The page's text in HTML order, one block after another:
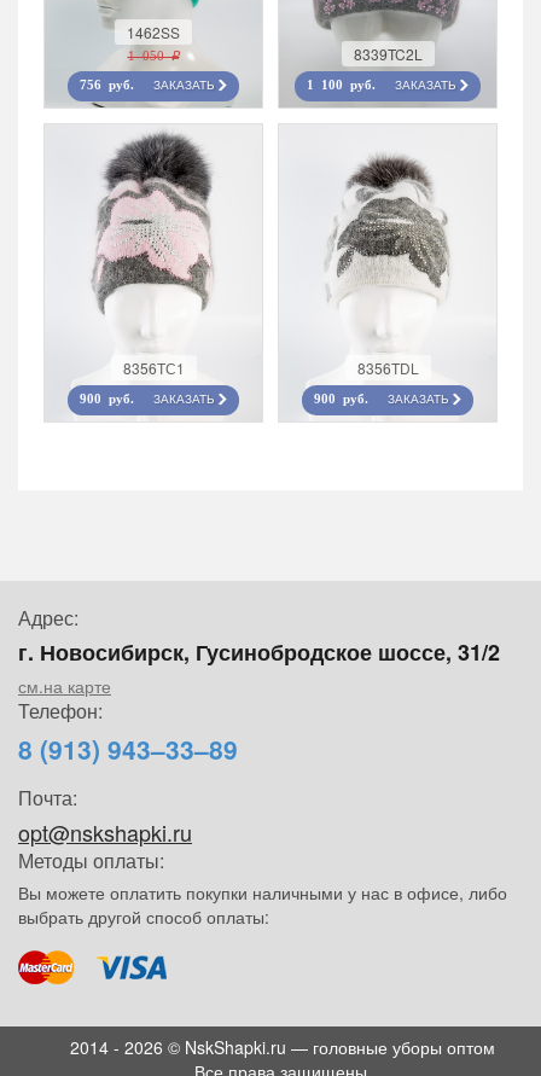
1462SS
1 050 r
756 руб. ЗАКАЗАТЬ
8339TC2L
1 100 руб. ЗАКАЗАТЬ
8356ТС1
900 руб. ЗАКАЗАТЬ
8356TDL
900 руб. ЗАКАЗАТЬ
Адрес:
г. Новосибирск, Гусинобродское шоссе, 31/2
см.на карте
Телефон:
8 (913) 943–33–89
Почта:
opt@nskshapki.ru
Методы оплаты:
Вы можете оплатить покупки наличными у нас в офисе, либо
выбрать другой способ оплаты:
2014 - 2026 © NskShapki.ru — головные уборы оптом
Все права защищены.